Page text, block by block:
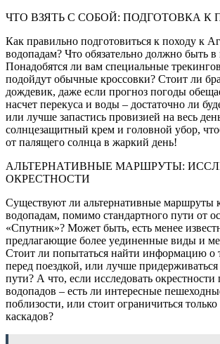
ЧТО ВЗЯТЬ С СОБОЙ: ПОДГОТОВКА К
Как правильно подготовиться к походу к
водопадам? Что обязательно должно быть
Понадобятся ли вам специальные
подойдут обычные кроссовки? Стоит ли
дождевик, даже если прогноз погоды
насчет перекуса и воды – достаточно ли
или лучше запастись провизией на весь
солнцезащитный крем и головной убор,
от палящего солнца в жаркий день!
АЛЬТЕРНАТИВНЫЕ МАРШРУТЫ:
ОКРЕСТНОСТИ
Существуют ли альтернативные маршруты
водопадам, помимо стандартного пути от
«Спутник»? Может быть, есть менее
предлагающие более уединенные виды и
Стоит ли попытаться найти информацию о
перед поездкой, или лучше
пути? А что, если исследовать
водопадов – есть ли интересные
поблизости, или стоит ограничиться
каскадов?